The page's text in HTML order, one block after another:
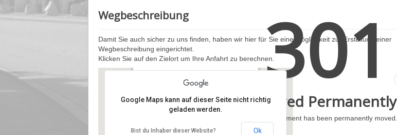
Wegbeschreibung
Damit Sie auch sicher zu uns finden, haben wir hier für Sie eine Möglichkeit zur Erstellung einer
Wegbeschreibung eingerichtet.
Klicken Sie auf den Zielort um Ihre Anfahrt zu berechnen.
Ihr Standort
Google Maps kann auf dieser Seite nicht richtig
geladen werden.
Bist du Inhaber dieser Website? Ok
301
Moved Permanently
The document has been permanently moved.